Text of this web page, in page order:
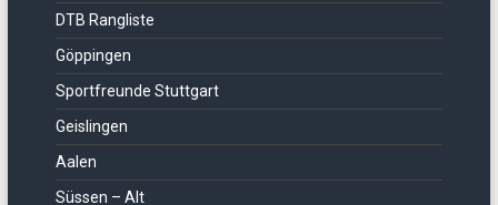
DTB Rangliste
Göppingen
Sportfreunde Stuttgart
Geislingen
Aalen
Süssen – Alt